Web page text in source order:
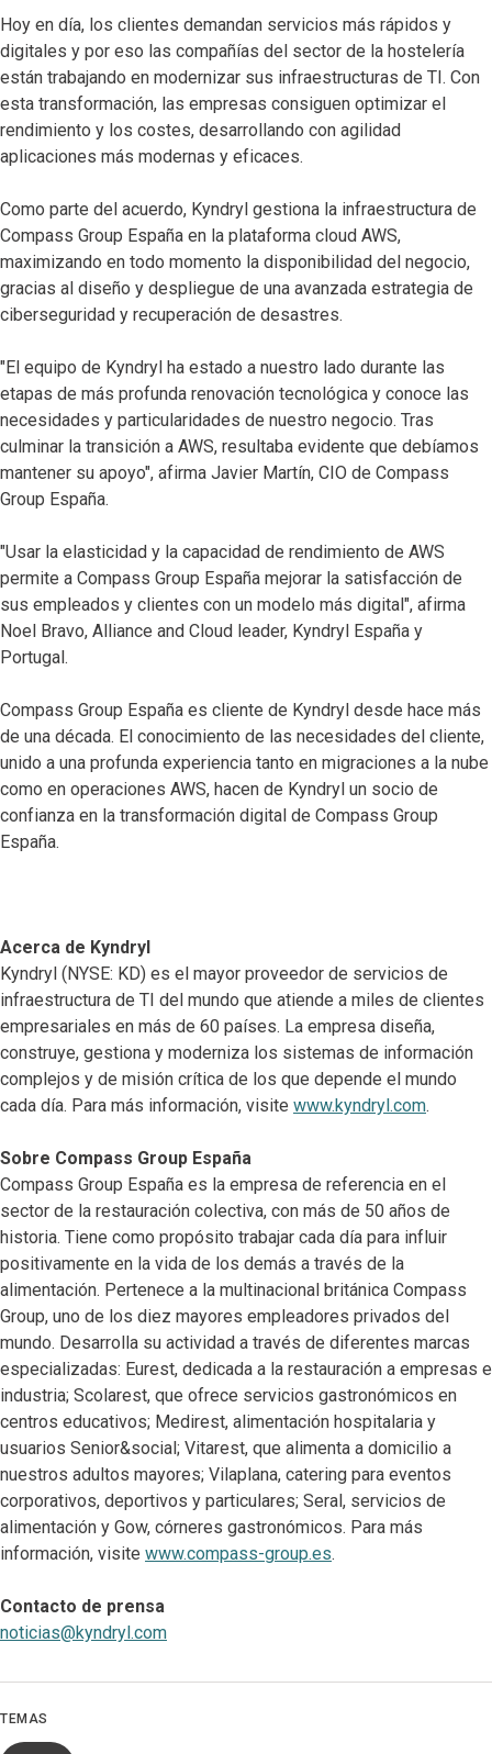
Hoy en día, los clientes demandan servicios más rápidos y
digitales y por eso las compañías del sector de la hostelería
están trabajando en modernizar sus infraestructuras de TI. Con
esta transformación, las empresas consiguen optimizar el
rendimiento y los costes, desarrollando con agilidad
aplicaciones más modernas y eficaces.
Como parte del acuerdo, Kyndryl gestiona la infraestructura de
Compass Group España en la plataforma cloud AWS,
maximizando en todo momento la disponibilidad del negocio,
gracias al diseño y despliegue de una avanzada estrategia de
ciberseguridad y recuperación de desastres.
"El equipo de Kyndryl ha estado a nuestro lado durante las
etapas de más profunda renovación tecnológica y conoce las
necesidades y particularidades de nuestro negocio. Tras
culminar la transición a AWS, resultaba evidente que debíamos
mantener su apoyo", afirma Javier Martín, CIO de Compass
Group España.
"Usar la elasticidad y la capacidad de rendimiento de AWS
permite a Compass Group España mejorar la satisfacción de
sus empleados y clientes con un modelo más digital", afirma
Noel Bravo, Alliance and Cloud leader, Kyndryl España y
Portugal.
Compass Group España es cliente de Kyndryl desde hace más
de una década. El conocimiento de las necesidades del cliente,
unido a una profunda experiencia tanto en migraciones a la nube
como en operaciones AWS, hacen de Kyndryl un socio de
confianza en la transformación digital de Compass Group
España.
Acerca de Kyndryl
Kyndryl (NYSE: KD) es el mayor proveedor de servicios de
infraestructura de TI del mundo que atiende a miles de clientes
empresariales en más de 60 países. La empresa diseña,
construye, gestiona y moderniza los sistemas de información
complejos y de misión crítica de los que depende el mundo
cada día. Para más información, visite www.kyndryl.com.
Sobre Compass Group España
Compass Group España es la empresa de referencia en el
sector de la restauración colectiva, con más de 50 años de
historia. Tiene como propósito trabajar cada día para influir
positivamente en la vida de los demás a través de la
alimentación. Pertenece a la multinacional británica Compass
Group, uno de los diez mayores empleadores privados del
mundo. Desarrolla su actividad a través de diferentes marcas
especializadas: Eurest, dedicada a la restauración a empresas e
industria; Scolarest, que ofrece servicios gastronómicos en
centros educativos; Medirest, alimentación hospitalaria y
usuarios Senior&social; Vitarest, que alimenta a domicilio a
nuestros adultos mayores; Vilaplana, catering para eventos
corporativos, deportivos y particulares; Seral, servicios de
alimentación y Gow, córneres gastronómicos. Para más
información, visite www.compass-group.es.
Contacto de prensa
noticias@kyndryl.com
TEMAS